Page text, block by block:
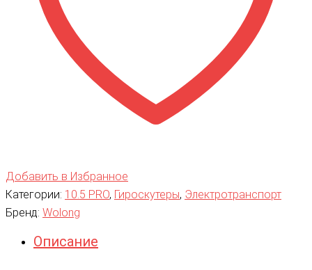
Добавить в Избранное
Категории: 10.5 PRO, Гироскутеры, Электротранспорт
Бренд: Wolong
Описание